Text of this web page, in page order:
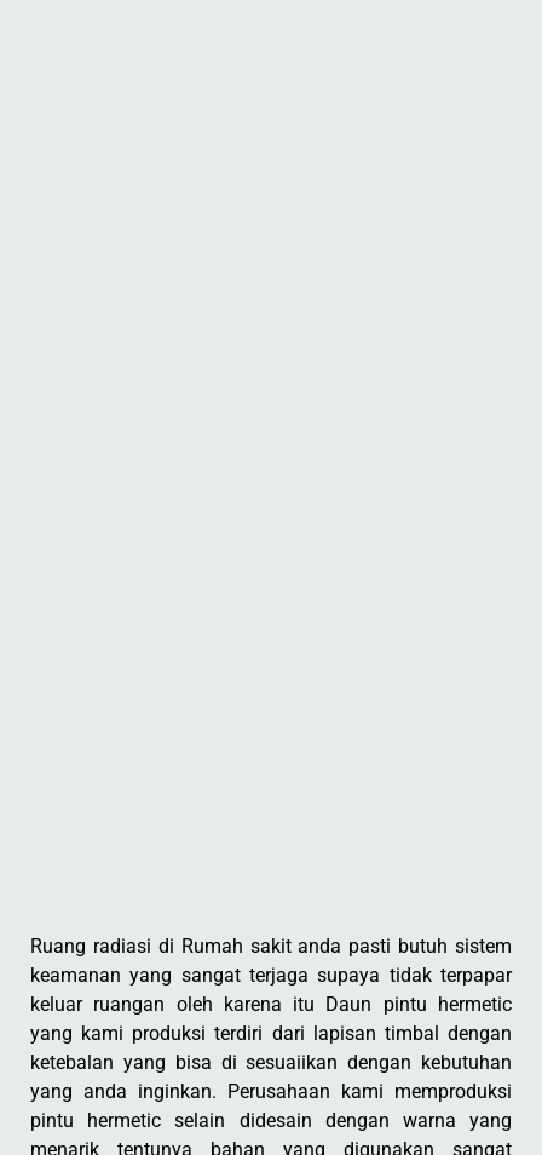
Ruang radiasi di Rumah sakit anda pasti butuh sistem
keamanan yang sangat terjaga supaya tidak terpapar
keluar ruangan oleh karena itu Daun pintu hermetic
yang kami produksi terdiri dari lapisan timbal dengan
ketebalan yang bisa di sesuaiikan dengan kebutuhan
yang anda inginkan. Perusahaan kami memproduksi
pintu hermetic selain didesain dengan warna yang
menarik tentunya bahan yang digunakan sangat